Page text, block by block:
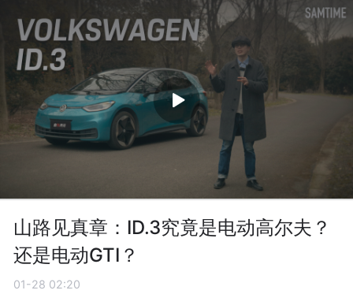
山路见真章：ID.3究竟是电动高尔夫？
还是电动GTI？
01-28 02:20